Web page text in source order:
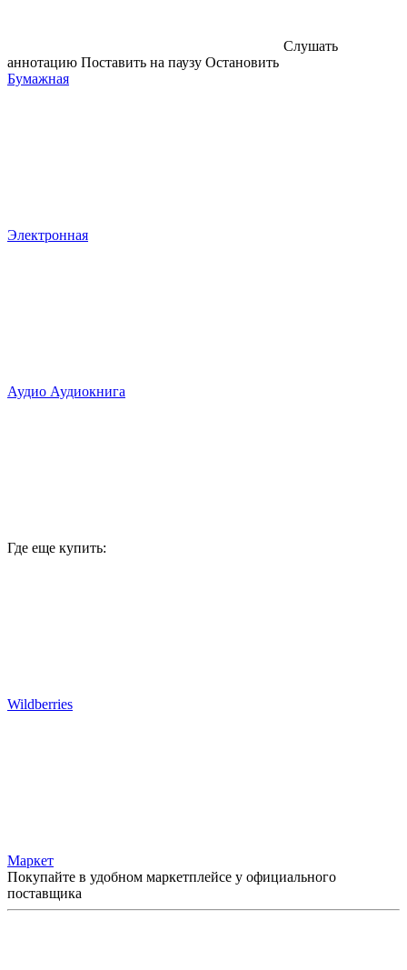
Слушать
аннотацию Поставить на паузу Остановить
Бумажная
Электронная
Аудио Аудиокнига
Где еще купить:
Wildberries
Маркет
Покупайте в удобном маркетплейсе у официального
поставщика